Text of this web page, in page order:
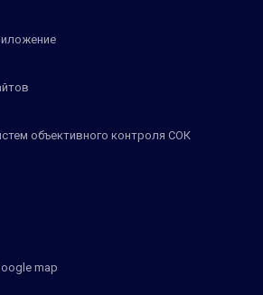
объективного контроля СОК
map